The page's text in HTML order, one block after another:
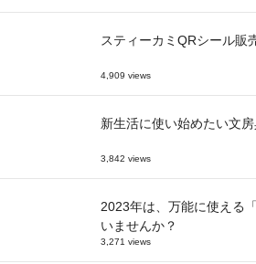
スティーカミQRシール販
4,909 views
新生活に使い始めたい文
3,842 views
2023年は、万能に使える
いませんか？
3,271 views